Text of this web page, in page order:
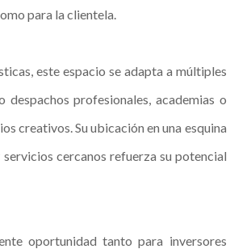
para la clientela.
este espacio se adapta a múltiples
despachos profesionales, academias o
creativos. Su ubicación en una esquina
cercanos refuerza su potencial
oportunidad tanto para inversores